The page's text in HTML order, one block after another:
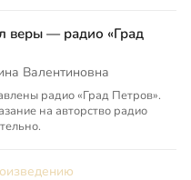
веры — радио «Град
Валентиновна
радио «Град Петров».
на авторство радио